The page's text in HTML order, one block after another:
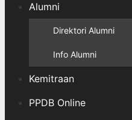
Alumni
Direktori Alumni
Info Alumni
Kemitraan
PPDB Online